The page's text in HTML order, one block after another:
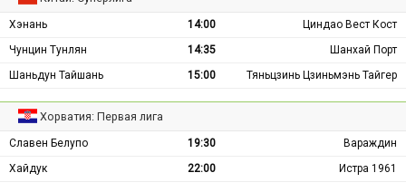
Хэнань 14:00
Циндао Вест Кост
Чунцин Тунлян
14:35
Шанхай Порт
Шаньдун Тайшань
15:00 Тяньцзинь Цзиньмэнь Тайгер
Хорватия: Первая лига
Славен Белупо 19:30
Вараждин
Хайдук
22:00 Истра 1961